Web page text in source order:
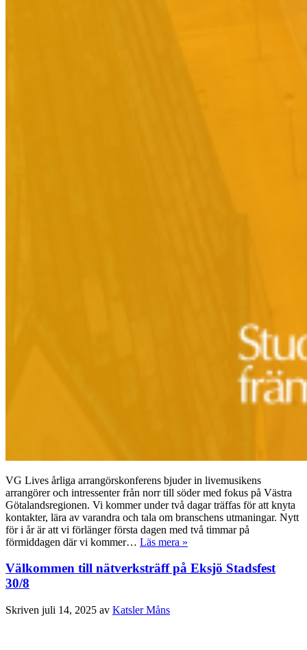
VG Lives årliga arrangörskonferens bjuder in livemusikens
arrangörer och intressenter från norr till söder med fokus på Västra
Götalandsregionen. Vi kommer under två dagar träffas för att knyta
kontakter, lära av varandra och tala om branschens utmaningar. Nytt
för i år är att vi förlänger första dagen med två timmar på
förmiddagen där vi kommer… Läs mera »
Välkommen till nätverksträff på Eksjö Stadsfest
30/8
Skriven juli 14, 2025 av Katsler Måns